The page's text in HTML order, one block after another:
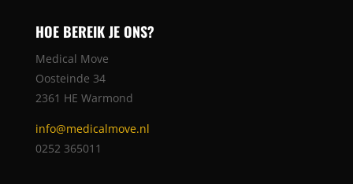
HOE BEREIK JE ONS?
Medical Move
Oosteinde 34
2361 HE Warmond
info@medicalmove.nl
0252 365011